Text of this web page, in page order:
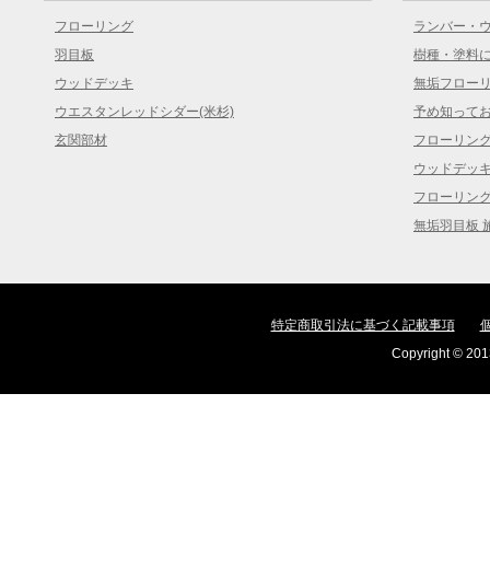
フローリング
羽目板
ウッドデッキ
ウエスタンレッドシダー(米杉)
玄関部材
ランバー・
樹種・塗料
無垢フロー
予め知って
フローリン
ウッドデッ
フローリン
無垢羽目板
特定商取引法に基づく記載事項
Copyright ©